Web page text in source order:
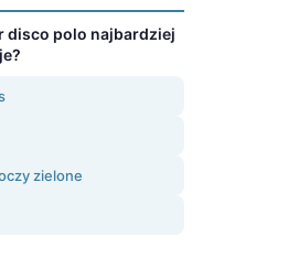
disco polo najbardziej
zielone